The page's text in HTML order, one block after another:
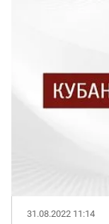
31.08.2022 11:14